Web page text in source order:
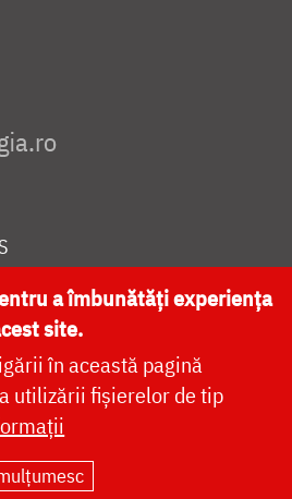
CATEDRALA NAȚIONALĂ
deDOXOLOGIA MEDIA
a îmbunătăți experiența
site.
în această pagină
utilizării fișierelor de tip